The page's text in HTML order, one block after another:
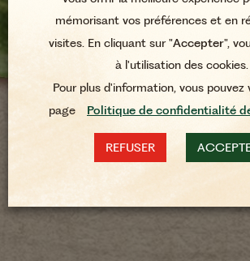
mémorisant vos préférences et en
visites. En cliquant sur "Accepter",
à l'utilisation des cookies.
Pour plus d'information, vous
page
Politique de confidentialité
REFUSER